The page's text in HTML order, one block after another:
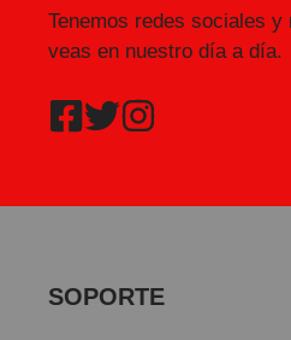
Tenemos redes sociales
veas en nuestro día a día.
SOPORTE